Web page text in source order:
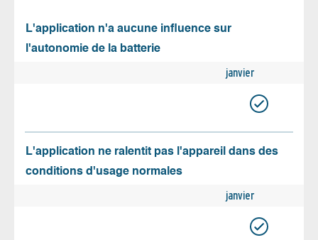
L'application n'a aucune influence sur
l'autonomie de la batterie
janvier
L'application ne ralentit pas l'appareil dans des
conditions d'usage normales
janvier